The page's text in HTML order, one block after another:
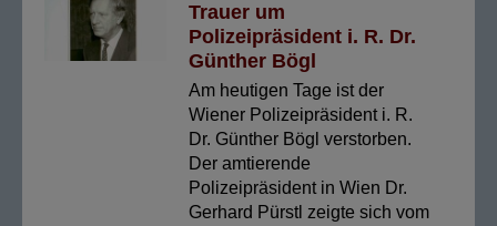
Trauer um
Polizeipräsident i. R. Dr.
Günther Bögl
Am heutigen Tage ist der
Wiener Polizeipräsident i. R.
Dr. Günther Bögl verstorben.
Der amtierende
Polizeipräsident in Wien Dr.
Gerhard Pürstl zeigte sich vom